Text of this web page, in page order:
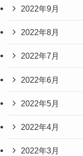
2022年9月
2022年8月
2022年7月
2022年6月
2022年5月
2022年4月
2022年3月